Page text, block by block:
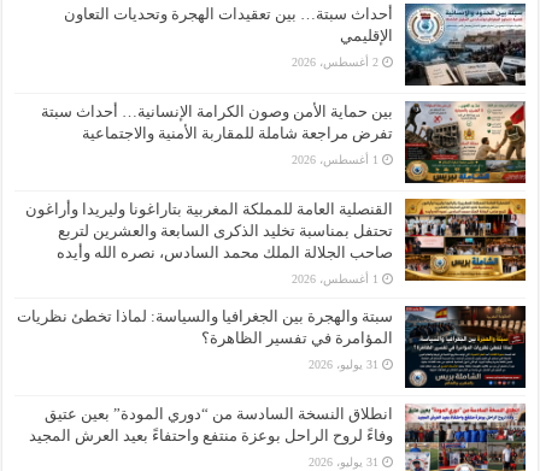
أحداث سبتة… بين تعقيدات الهجرة وتحديات التعاون
الإقليمي
2 أغسطس، 2026
بين حماية الأمن وصون الكرامة الإنسانية… أحداث سبتة
تفرض مراجعة شاملة للمقاربة الأمنية والاجتماعية
1 أغسطس، 2026
القنصلية العامة للمملكة المغربية بتاراغونا وليريدا وأراغون
تحتفل بمناسبة تخليد الذكرى السابعة والعشرين لتربع
صاحب الجلالة الملك محمد السادس، نصره الله وأيده
1 أغسطس، 2026
سبتة والهجرة بين الجغرافيا والسياسة: لماذا تخطئ نظريات
المؤامرة في تفسير الظاهرة؟
31 يوليو، 2026
انطلاق النسخة السادسة من “دوري المودة” بعين عتيق
وفاءً لروح الراحل بوعزة منتفع واحتفاءً بعيد العرش المجيد
31 يوليو، 2026